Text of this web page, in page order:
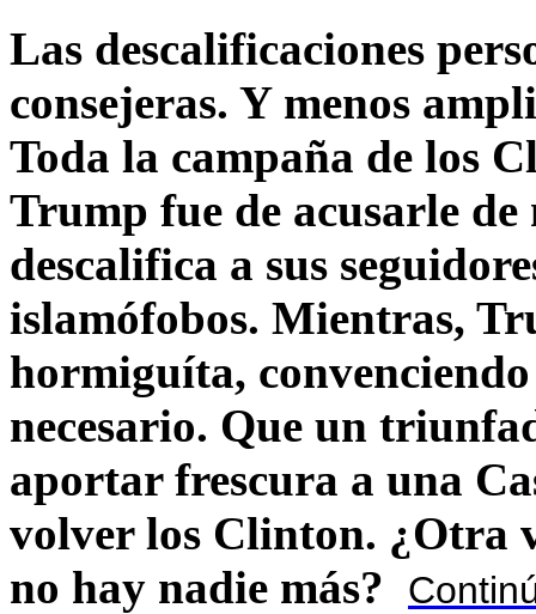
Las descalificaciones
consejeras. Y menos
Toda la campaña de los
Trump fue de acusarle
descalifica a sus
islamófobos. Mientras,
hormiguíta,
necesario. Que un
aportar frescura a una
volver los Clinton. ¿Otra
no hay nadie más?